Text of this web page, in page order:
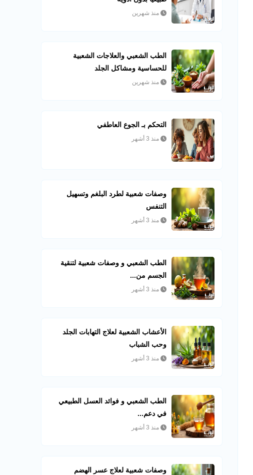
منذ شهرين
الطب الشعبي والعلاجات الشعبية
للحساسية ومشاكل الجلد
منذ شهرين
التحكم بـ الجوع العاطفي
منذ 3 أشهر
وصفات شعبية لطرد البلغم وتسهيل
التنفس
منذ 3 أشهر
الطب الشعبي و وصفات شعبية لتنقية
الجسم من...
منذ 3 أشهر
الأعشاب الشعبية لعلاج التهابات الجلد
وحب الشباب
منذ 3 أشهر
الطب الشعبي و فوائد العسل الطبيعي
في دعم...
منذ 3 أشهر
وصفات شعبية لعلاج عسر الهضم